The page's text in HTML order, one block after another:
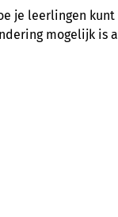
je leerlingen kunt
mogelijk is